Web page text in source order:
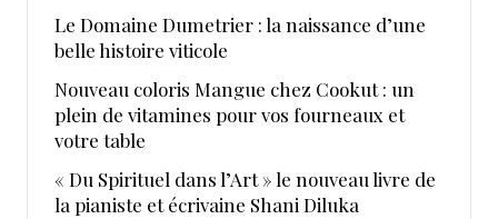
Le Domaine Dumetrier : la naissance d’une
belle histoire viticole
Nouveau coloris Mangue chez Cookut : un
plein de vitamines pour vos fourneaux et
votre table
« Du Spirituel dans l’Art » le nouveau livre de
la pianiste et écrivaine Shani Diluka